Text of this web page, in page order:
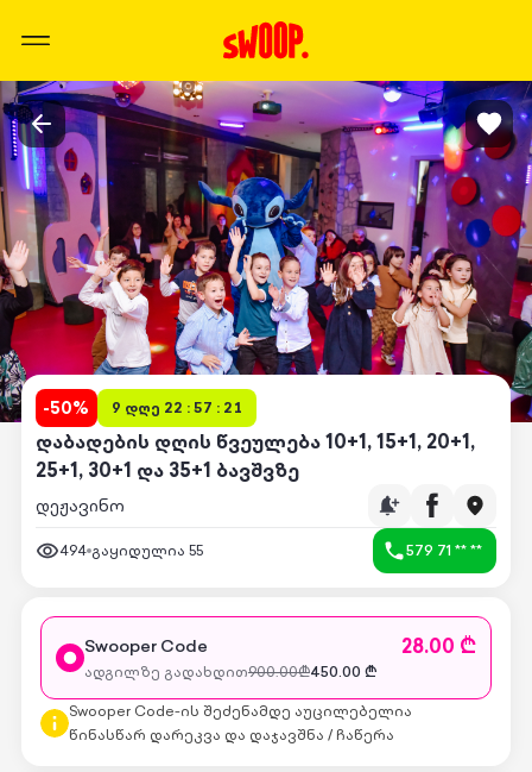
-50% 9 დღე 22 : 57 : 21
დაბადების დღის წვეულება 10+1, 15+1, 20+1,
25+1, 30+1 და 35+1 ბავშვზე
დეჟავინო
494 გაყიდულია 55 579 71 ** **
Swooper Code 28.00 ₾
ადგილზე გადახდით900.00₾450.00 ₾
Swooper Code-ის შეძენამდე აუცილებელია
წინასწარ დარეკვა და დაჯავშნა / ჩაწერა